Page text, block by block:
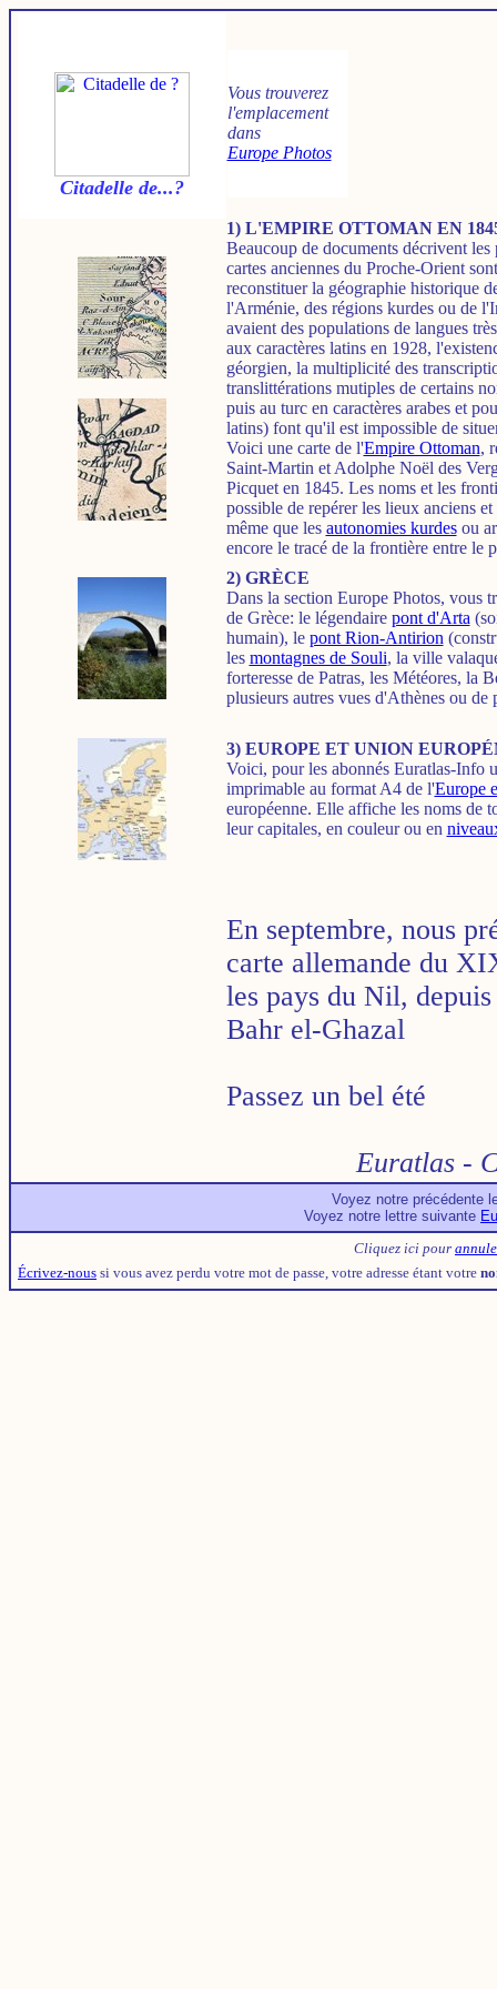
Citadelle de...?
Vous trouverez
l'emplacement
dans
Europe Photos
1) L'EMPIRE OTTOMAN EN
Beaucoup de documents décrivent les
cartes anciennes du Proche-Orient
reconstituer la géographie historique
l'Arménie, des régions kurdes ou de
avaient des populations de langues
aux caractères latins en 1928,
géorgien, la multiplicité des
translittérations mutiples de certains
puis au turc en caractères arabes et
latins) font qu'il est impossible de
Voici une carte de l'Empire Ottoman,
Saint-Martin et Adolphe Noël des
Picquet en 1845. Les noms et les
possible de repérer les lieux anciens
même que les autonomies kurdesou
encore le tracé de la frontière entre le
2) GRÈCE
Dans la section Europe Photos, vous
de Grèce: le légendaire pont d'Arta
humain), le pont Rion-Antirion
les montagnes de Souli, la ville
forteresse de Patras, les Météores, la
plusieurs autres vues d'Athènes ou de
3) EUROPE ET UNION
Voici, pour les abonnés Euratlas-Info
imprimable au format A4 de l'Europe
européenne. Elle affiche les noms de
leur capitales, en couleur ou en
En septembre, nous
carte allemande du
les pays du Nil,
Bahr el-Ghazal
Passez un bel été
Euratlas -
Voyez notre précédente
Voyez notre lettre suivante
Cliquez ici pour
Écrivez-nous si vous avez perdu votre mot de passe, votre adresse étant votre